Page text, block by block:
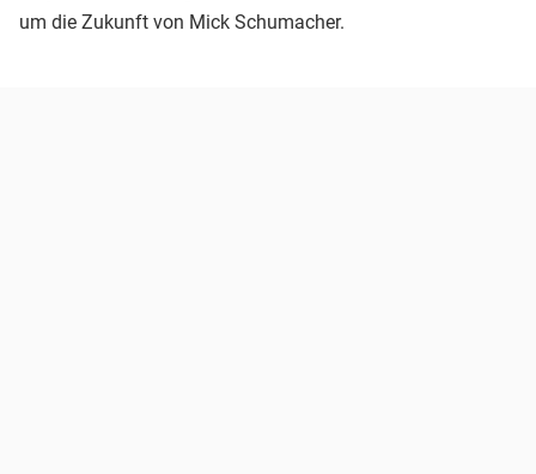
um die Zukunft von Mick Schumacher.